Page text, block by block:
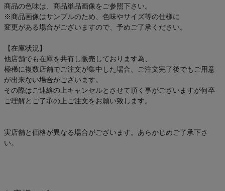
商品の色味は、商品単品画像をご参照下さい。
※商品画像はサンプルのため、色味やサイズ等の仕様に
変更がある場合がございますので、予めご了承ください。
【在庫状況】
他店舗でも在庫を共有し販売しております為、
極稀に複数店舗でご注文が集中した場合、ご注文完了後でもご用意
が出来ない場合がございます。
その際はご連絡の上キャンセルとさせて頂く事がございますが何卒
ご理解とご了承の上ご注文をお願い致します。
実店舗と価格が異なる場合がございます。あらかじめご了承下さ
い。